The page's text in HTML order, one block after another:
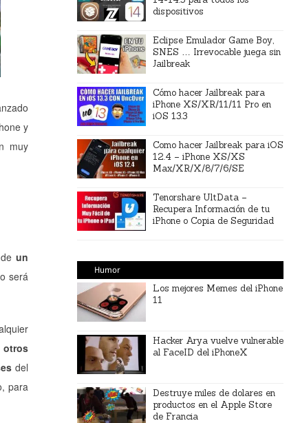
y
muy
un
será
otros
del
para
dispositivos
Eclipse Emulador Game Boy,
SNES … Irrevocable juega sin
Jailbreak
Cómo hacer Jailbreak para
iPhone XS/XR/11/11 Pro en
iOS 13.3
Como hacer Jailbreak para iOS
12.4 – iPhone XS/XS
Max/XR/X/8/7/6/SE
Tenorshare UltData –
Recupera Información de tu
iPhone o Copia de Seguridad
Humor
Los mejores Memes del iPhone
11
Hacker Arya vuelve vulnerable
al FaceID del iPhoneX
Destruye miles de dolares en
productos en el Apple Store
de Francia